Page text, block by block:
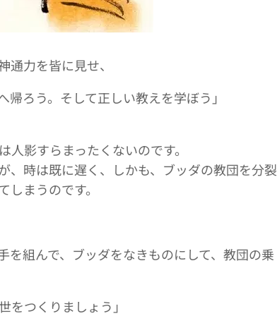
力を皆に見せ、
帰ろう。そして正しい教えを学ぼう」
影すらまったくないのです。
、時は既に遅く、しかも、ブッダの教団を分裂
まうのです。
組んで、ブッダをなきものにして、教団の乗
をつくりましょう」